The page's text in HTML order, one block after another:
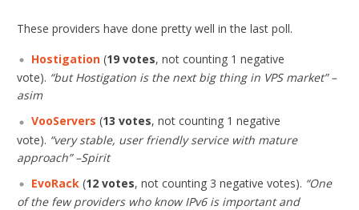
These providers have done pretty well in the last poll.
Hostigation (19 votes, not counting 1 negative
vote). “but Hostigation is the next big thing in VPS market” –
asim
VooServers (13 votes, not counting 1 negative
vote). “very stable, user friendly service with mature
approach” –Spirit
EvoRack (12 votes, not counting 3 negative votes). “One
of the few providers who know IPv6 is important and